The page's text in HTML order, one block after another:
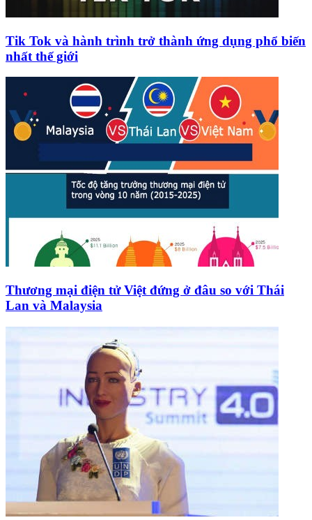
Tik Tok và hành trình trở thành ứng dụng phổ biến
nhất thế giới
Thương mại điện tử Việt đứng ở đâu so với Thái
Lan và Malaysia